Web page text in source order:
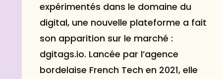
expérimentés dans le domaine du
digital, une nouvelle plateforme a fait
son apparition sur le marché :
dgitags.io. Lancée par l’agence
bordelaise French Tech en 2021, elle